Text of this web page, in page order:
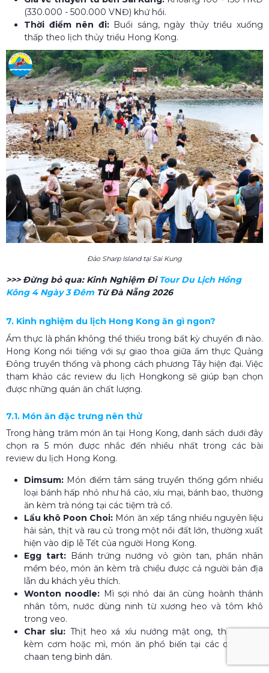
(330.000 - 500.000 VNĐ) khứ hồi.
Thời điểm nên đi: Buổi sáng, ngày thủy triều xuống
thấp theo lịch thủy triều Hong Kong.
Đảo Sharp Island tại Sai Kung
>>> Đừng bỏ qua: Kinh Nghiệm Đi Tour Du Lịch Hồng
Kông 4 Ngày 3 Đêm Từ Đà Nẵng 2026
7. Kinh nghiệm du lịch Hong Kong ăn gì ngon?
Ẩm thực là phần không thể thiếu trong bất kỳ chuyến đi nào.
Hong Kong nổi tiếng với sự giao thoa giữa ẩm thực Quảng
Đông truyền thống và phong cách phương Tây hiện đại. Việc
tham khảo các review du lịch Hongkong sẽ giúp bạn chọn
được những quán ăn chất lượng.
7.1. Món ăn đặc trưng nên thử
Trong hàng trăm món ăn tại Hong Kong, danh sách dưới đây
chọn ra 5 món được nhắc đến nhiều nhất trong các bài
review du lịch Hong Kong.
Dimsum: Món điểm tâm sáng truyền thống gồm nhiều
loại bánh hấp nhỏ như há cảo, xíu mại, bánh bao, thường
ăn kèm trà nóng tại các tiệm trà cổ.
Lẩu khô Poon Choi: Món ăn xếp tầng nhiều nguyên liệu
hải sản, thịt và rau củ trong một nồi đất lớn, thường xuất
hiện vào dịp lễ Tết của người Hong Kong.
Egg tart:Bánh trứng nướng vỏ giòn tan, phần nhân
mềm béo, món ăn kèm trà chiều được cả người bản địa
lẫn du khách yêu thích.
Wonton noodle: Mì sợi nhỏ dai ăn cùng hoành thánh
nhân tôm, nước dùng ninh từ xương heo và tôm khô
trong veo.
Char siu: Thịt heo xá xíu nướng mật ong, thường ăn
kèm cơm hoặc mì, món ăn phổ biến tại các quán cha
chaan teng bình dân.